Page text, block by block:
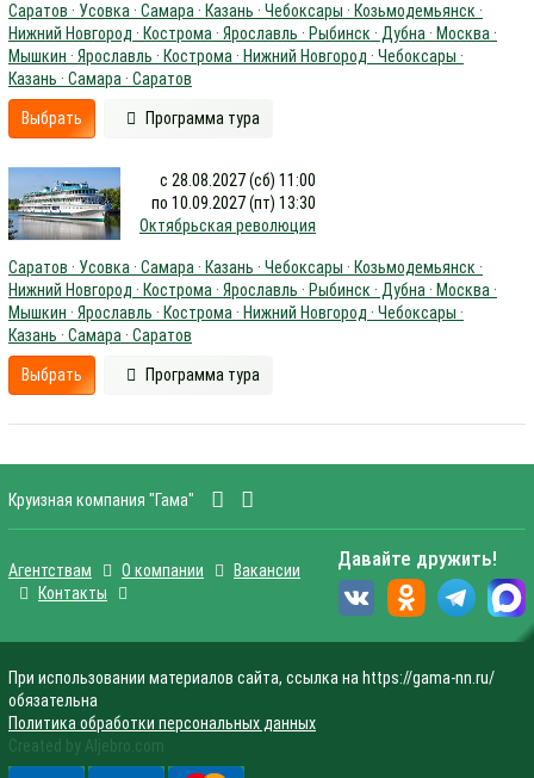
Саратов · Усовка · Самара · Казань · Чебоксары · Козьмодемьянск ·
Нижний Новгород · Кострома · Ярославль · Рыбинск · Дубна · Москва ·
Мышкин · Ярославль · Кострома · Нижний Новгород · Чебоксары ·
Казань · Самара · Саратов
Выбрать Программа тура
с 28.08.2027 (сб) 11:00
по 10.09.2027 (пт) 13:30
Октябрьская революция
Саратов · Усовка · Самара · Казань · Чебоксары · Козьмодемьянск ·
Нижний Новгород · Кострома · Ярославль · Рыбинск · Дубна · Москва ·
Мышкин · Ярославль · Кострома · Нижний Новгород · Чебоксары ·
Казань · Самара · Саратов
Выбрать Программа тура
Круизная компания "Гама"
Агентствам О компании
Вакансии
Контакты
Давайте дружить!
При использовании материалов сайта, ссылка на https://gama-nn.ru/
обязательна
Политика обработки персональных данных
Created by Aljebro.com